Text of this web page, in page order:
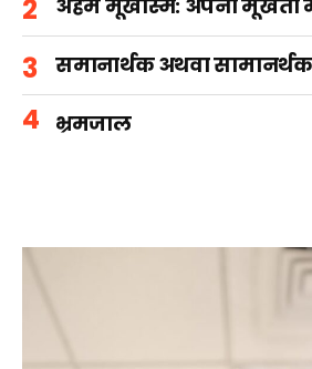
अहम मूर्खस्मि: अपनी मूर्खता
समानार्थक अथवा
भ्रमजाल